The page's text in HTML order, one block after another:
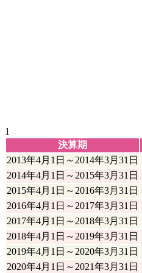
1
決算期
2013年4月1日～2014年3月31日
2014年4月1日～2015年3月31日
2015年4月1日～2016年3月31日
2016年4月1日～2017年3月31日
2017年4月1日～2018年3月31日
2018年4月1日～2019年3月31日
2019年4月1日～2020年3月31日
2020年4月1日～2021年3月31日